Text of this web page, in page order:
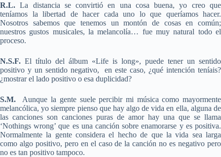
R.L. La distancia se convirtió en una cosa buena, yo creo que
teníamos la libertad de hacer cada uno lo que queríamos hacer.
Nosotros sabemos que tenemos un montón de cosas en común;
nuestros gustos musicales, la melancolía… fue muy natural todo el
proceso.
N.S.F. El título del álbum «Life is long», puede tener un sentido
positivo y un sentido negativo, en este caso, ¿qué intención teníais?
¿mostrar el lado positivo o esa duplicidad?
S.M. Aunque la gente suele percibir mi música como mayormente
melancólica, yo siempre pienso que hay algo de vida en ella, alguna de
las canciones son canciones puras de amor hay una que se llama
‘Nothings wrong’ que es una canción sobre enamorarse y es positiva.
Normalmente la gente considera el hecho de que la vida sea larga
como algo positivo, pero en el caso de la canción no es negativo pero
no es tan positivo tampoco.